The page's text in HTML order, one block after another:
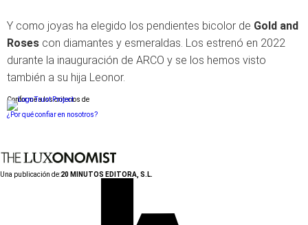
Y como joyas ha elegido los pendientes bicolor de Gold and
Roses con diamantes y esmeraldas. Los estrenó en 2022
durante la inauguración de ARCO y se los hemos visto
también a su hija Leonor.
Conforme a los criterios de
¿Por qué confiar en nosotros?
Una publicación de:20 MINUTOS EDITORA, S.L.